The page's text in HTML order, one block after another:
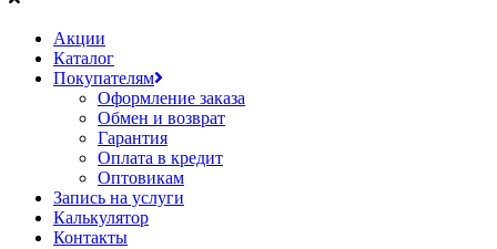
Акции
Каталог
Покупателям
Оформление заказа
Обмен и возврат
Гарантия
Оплата в кредит
Оптовикам
Запись на услуги
Калькулятор
Контакты